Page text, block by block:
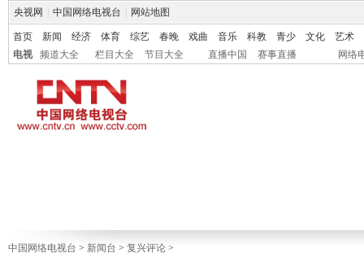
央视网 中国网络电视台 网站地图
首页 新闻 经济 体育 综艺 春晚 戏曲 音乐 科教 青少 文化
艺术
电视
频道大全 栏目大全 节目大全 直播中国 赛事直播 网络
中国网络电视台 > 新闻台 > 复兴评论 >